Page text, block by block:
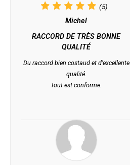
(5)
Michel
RACCORD DE TRÈS BONNE
QUALITÉ
Du raccord bien costaud et d’excellente
qualité.
Tout est conforme.